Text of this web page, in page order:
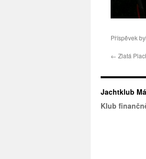
Příspěvek
← Zlatá
Jachtklub
Klub